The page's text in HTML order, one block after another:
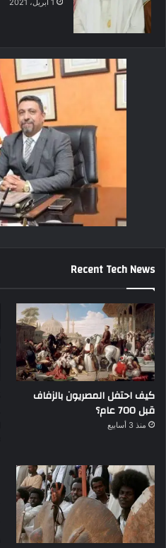
1 أبريل، 2021
Recent Tech News
كيف احتفل المصريون بالزفاف
قبل 700 عام؟
منذ 3 أسابيع